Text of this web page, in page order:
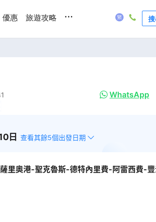
優惠 旅遊攻略 ...
WhatsApp
日 查看其餘5個出發日期
里奧港-聖克魯斯-德特內里費-阿雷西費-